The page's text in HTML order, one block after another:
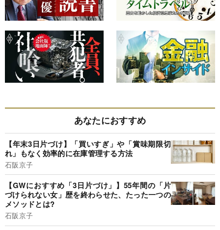
あなたにおすすめ
【年末3日片づけ】「買いすぎ」や「賞味期限切
れ」もなく効率的に在庫管理する方法
石阪京子
【GWにおすすめ「3日片づけ」】55年間の「片
づけられない女」歴を終わらせた、たった一つの
メソッドとは?
石阪京子